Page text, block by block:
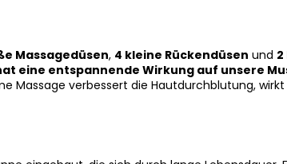
Massagedüsen, 4 kleine Rückendüsen und
eine entspannende Wirkung auf unsere
Massage verbessert die Hautdurchblutung,